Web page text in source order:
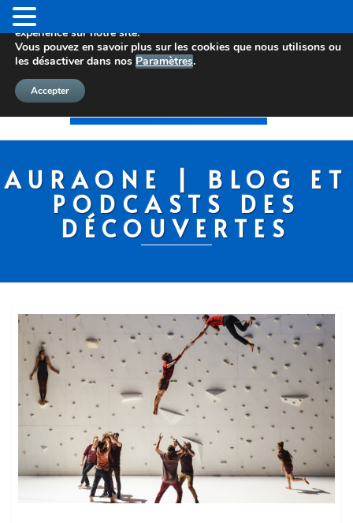
AURAONE | BLOG ET
PODCASTS DES
DÉCOUVERTES
Nous utilisons des cookies pour vous offrir la meilleure
expérience sur notre site.
Vous pouvez en savoir plus sur les cookies que nous utilisons ou
les désactiver dans nos Paramètres.
Accepter